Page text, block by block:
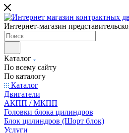
Интернет-магазин
Каталог
По всему сайту
По каталогу
Каталог
Двигатели
АКПП / МКПП
Головки блока цилиндров
Блок цилиндров (Шорт блок)
Услуги